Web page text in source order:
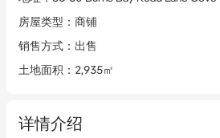
房屋类型 ： 商铺
销售方式 ： 出售
土地面积 ： 2,935㎡
详情介绍